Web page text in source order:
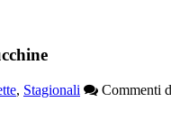
, Stagionali Commenti